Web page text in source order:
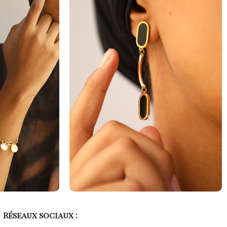
Réseaux sociaux :